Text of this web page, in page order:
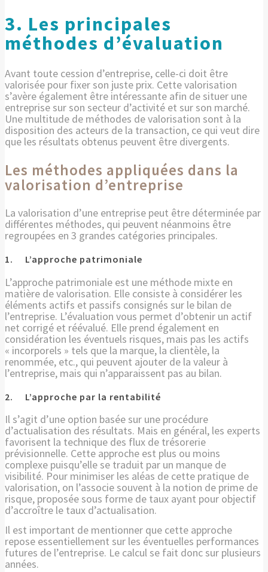
3. Les principales
méthodes d’évaluation
Avant toute cession d’entreprise, celle-ci doit être
valorisée pour fixer son juste prix. Cette valorisation
s’avère également être intéressante afin de situer une
entreprise sur son secteur d’activité et sur son marché.
Une multitude de méthodes de valorisation sont à la
disposition des acteurs de la transaction, ce qui veut dire
que les résultats obtenus peuvent être divergents.
Les méthodes appliquées dans la
valorisation d’entreprise
La valorisation d’une entreprise peut être déterminée par
différentes méthodes, qui peuvent néanmoins être
regroupées en 3 grandes catégories principales.
1. L’approche patrimoniale
L’approche patrimoniale est une méthode mixte en
matière de valorisation. Elle consiste à considérer les
éléments actifs et passifs consignés sur le bilan de
l’entreprise. L’évaluation vous permet d’obtenir un actif
net corrigé et réévalué. Elle prend également en
considération les éventuels risques, mais pas les actifs
« incorporels » tels que la marque, la clientèle, la
renommée, etc., qui peuvent ajouter de la valeur à
l’entreprise, mais qui n’apparaissent pas au bilan.
2. L’approche par la rentabilité
Il s’agit d’une option basée sur une procédure
d’actualisation des résultats. Mais en général, les experts
favorisent la technique des flux de trésorerie
prévisionnelle. Cette approche est plus ou moins
complexe puisqu’elle se traduit par un manque de
visibilité. Pour minimiser les aléas de cette pratique de
valorisation, on l’associe souvent à la notion de prime de
risque, proposée sous forme de taux ayant pour objectif
d’accroître le taux d’actualisation.
Il est important de mentionner que cette approche
repose essentiellement sur les éventuelles performances
futures de l’entreprise. Le calcul se fait donc sur plusieurs
années.